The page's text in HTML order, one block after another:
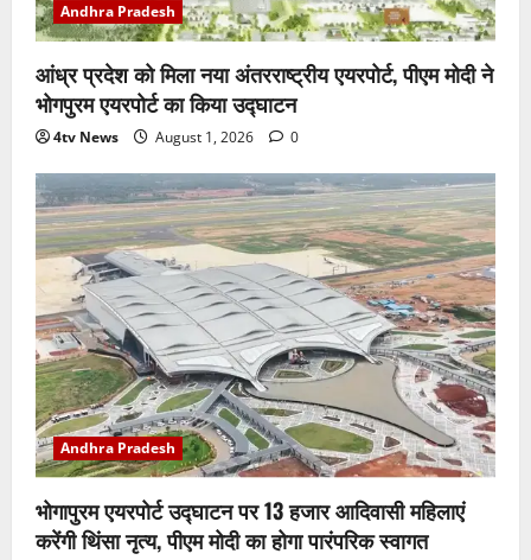
Andhra Pradesh
आंध्र प्रदेश को मिला नया अंतरराष्ट्रीय एयरपोर्ट, पीएम मोदी ने
भोगपुरम एयरपोर्ट का किया उद्घाटन
4tv News August 1, 2026 0
Andhra Pradesh
भोगापुरम एयरपोर्ट उद्घाटन पर 13 हजार आदिवासी महिलाएं
करेंगी थिंसा नृत्य, पीएम मोदी का होगा पारंपरिक स्वागत